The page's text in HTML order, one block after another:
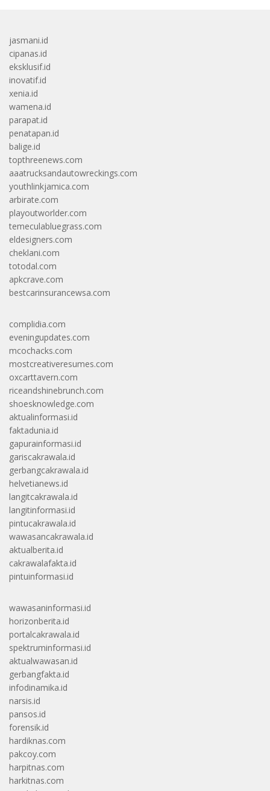
jasmani.id
cipanas.id
eksklusif.id
inovatif.id
xenia.id
wamena.id
parapat.id
penatapan.id
balige.id
topthreenews.com
aaatrucksandautowreckings.com
youthlinkjamica.com
arbirate.com
playoutworlder.com
temeculabluegrass.com
eldesigners.com
cheklani.com
totodal.com
apkcrave.com
bestcarinsurancewsa.com
complidia.com
eveningupdates.com
mcochacks.com
mostcreativeresumes.com
oxcarttavern.com
riceandshinebrunch.com
shoesknowledge.com
aktualinformasi.id
faktadunia.id
gapurainformasi.id
gariscakrawala.id
gerbangcakrawala.id
helvetianews.id
langitcakrawala.id
langitinformasi.id
pintucakrawala.id
wawasancakrawala.id
aktualberita.id
cakrawalafakta.id
pintuinformasi.id
wawasaninformasi.id
horizonberita.id
portalcakrawala.id
spektruminformasi.id
aktualwawasan.id
gerbangfakta.id
infodinamika.id
narsis.id
pansos.id
forensik.id
hardiknas.com
pakcoy.com
harpitnas.com
harkitnas.com